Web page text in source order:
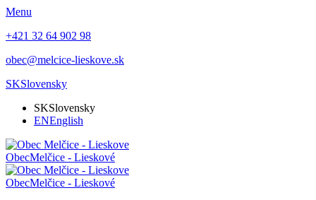
Menu
+421 32 64 902 98
obec@melcice-lieskove.sk
SKSlovensky
SKSlovensky
ENEnglish
ObecMelčice - Lieskové
ObecMelčice - Lieskové